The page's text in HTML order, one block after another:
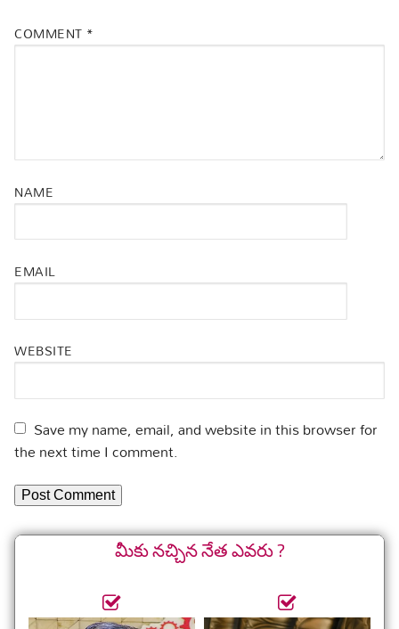
COMMENT *
NAME
EMAIL
WEBSITE
Save my name, email, and website in this browser for
the next time I comment.
మీకు నచ్చిన నేత ఎవరు ?